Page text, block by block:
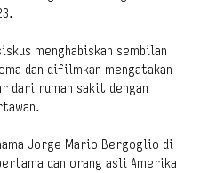
menghabiskan sembilan
dan difilmkan mengatakan
dari rumah sakit dengan
Jorge Mario Bergoglio di
dan orang asli Amerika